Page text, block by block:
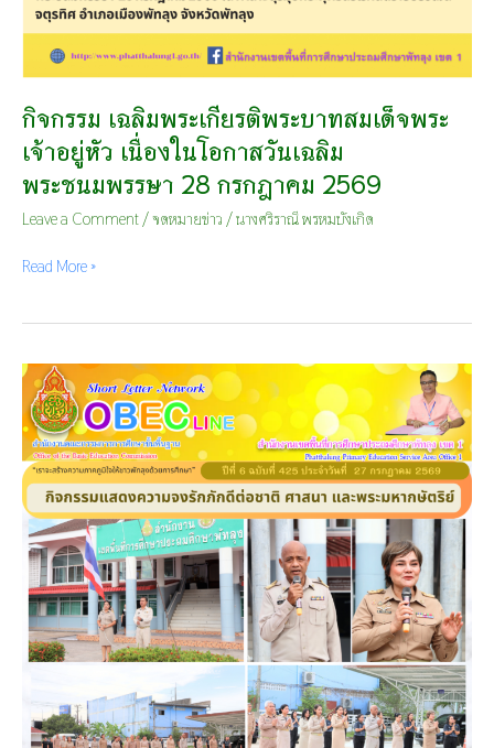
กิจกรรม เฉลิมพระเกียรติพระบาทสมเด็จพระ
เจ้าอยู่หัว เนื่องในโอกาสวันเฉลิม
พระชนมพรรษา 28 กรกฎาคม 2569
Leave a Comment /จดหมายข่าว /นางศริราณี พรหมบังเกิด
Read More »
กิจกรรม
แสดง
ความ
จงรัก
ภักดี
ต่อ
ชาติ
ศาสนา
และ
พระ
มหา
กษัตริย์